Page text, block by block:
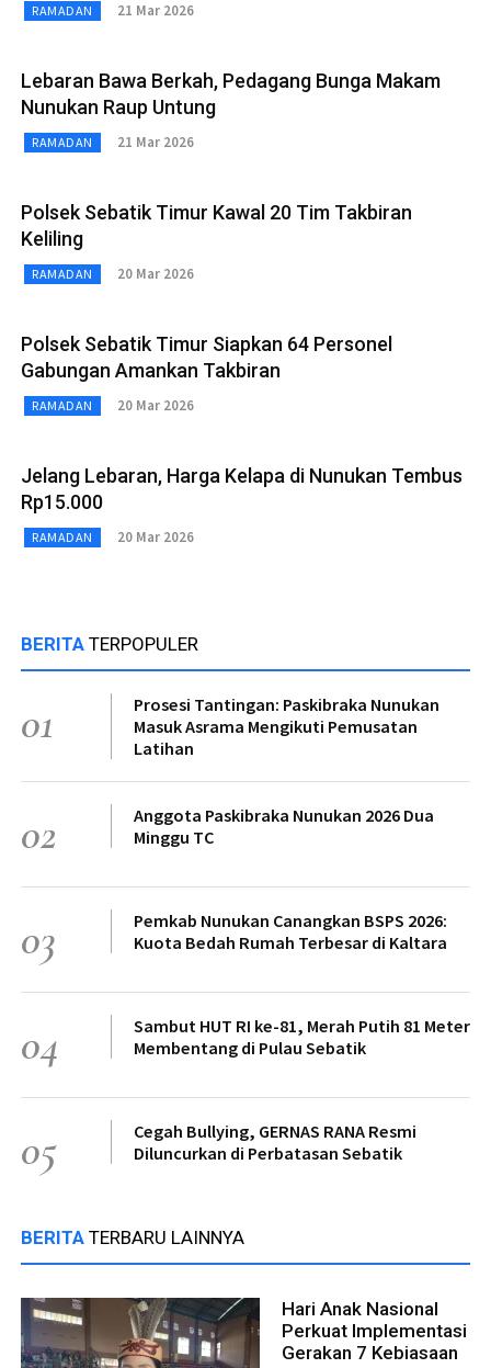
RAMADAN 21 Mar 2026
Lebaran Bawa Berkah, Pedagang Bunga Makam
Nunukan Raup Untung
RAMADAN 21 Mar 2026
Polsek Sebatik Timur Kawal 20 Tim Takbiran
Keliling
RAMADAN 20 Mar 2026
Polsek Sebatik Timur Siapkan 64 Personel
Gabungan Amankan Takbiran
RAMADAN 20 Mar 2026
Jelang Lebaran, Harga Kelapa di Nunukan Tembus
Rp15.000
RAMADAN 20 Mar 2026
BERITA TERPOPULER
01
Prosesi Tantingan: Paskibraka Nunukan
Masuk Asrama Mengikuti Pemusatan
Latihan
02
Anggota Paskibraka Nunukan 2026 Dua
Minggu TC
03
Pemkab Nunukan Canangkan BSPS 2026:
Kuota Bedah Rumah Terbesar di Kaltara
04
Sambut HUT RI ke-81, Merah Putih 81 Meter
Membentang di Pulau Sebatik
05
Cegah Bullying, GERNAS RANA Resmi
Diluncurkan di Perbatasan Sebatik
BERITA TERBARU LAINNYA
Hari Anak Nasional
Perkuat Implementasi
Gerakan 7 Kebiasaan